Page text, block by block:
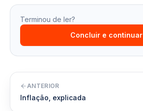
Terminou de ler?
Concluir e continuar
ANTERIOR
Inflação, explicada